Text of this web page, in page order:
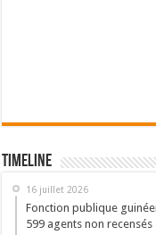
Timeline
16 juillet 2026
Fonction publique
599 agents non recensés